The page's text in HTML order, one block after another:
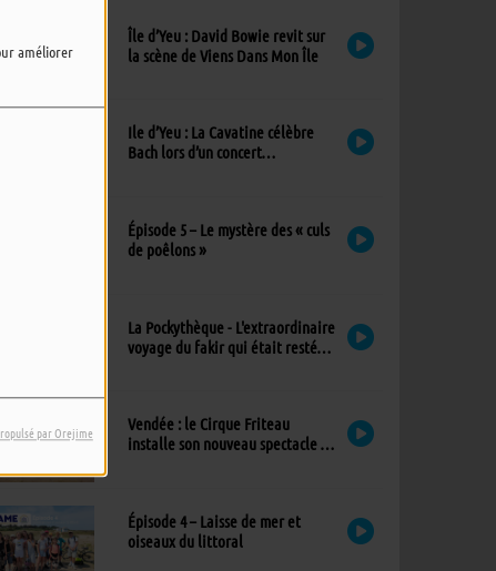
améliorer
par Orejime
Île d’Yeu : David Bowie revit sur
la scène de Viens Dans Mon Île
Ile d’Yeu : La Cavatine célèbre
Bach lors d’un concert
Épisode 5 – Le mystère des « culs
de poêlons »
La Pockythèque - L'extraordinaire
voyage du fakir qui était resté
Vendée : le Cirque Friteau
installe son nouveau spectacle à
Épisode 4 – Laisse de mer et
oiseaux du littoral